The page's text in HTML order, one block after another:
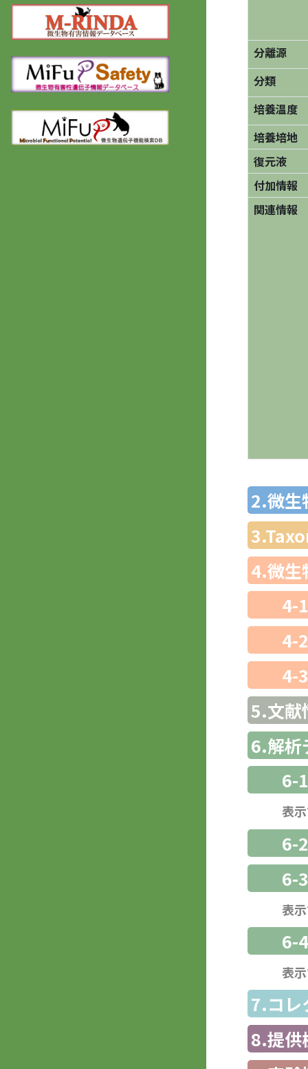
分離源
分類
培養温度
培養培地
復元液
付加情報
関連情報
2.微生
4.微生
4-
4-
4-
5.文献
6.解析
6-
表
6-
6-
表
6-
表
7.コレ
8.提供